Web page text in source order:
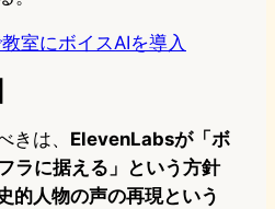
室にボイスAIを導入
きは、 ElevenLabsが「ボ
ラに据える」という方針
的人物の声の再現という